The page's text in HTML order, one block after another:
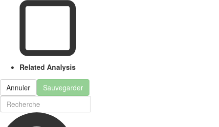
Related Analysis
Annuler Sauvegarder